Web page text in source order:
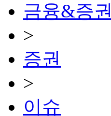
금융&증권
>
증권
>
이슈